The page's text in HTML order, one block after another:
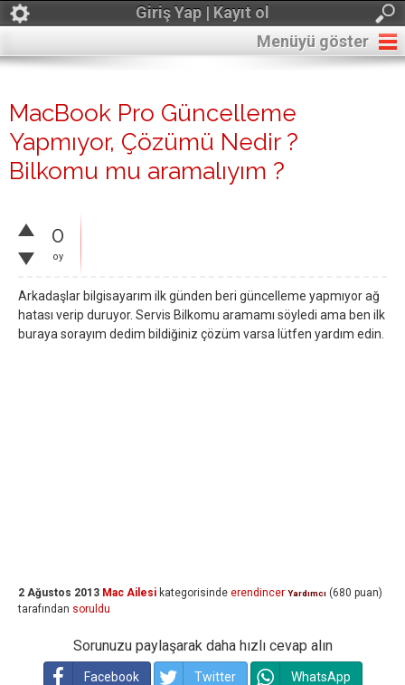
Giriş Yap | Kayıt ol
Menüyü göster
MacBook Pro Güncelleme
Yapmıyor, Çözümü Nedir ?
Bilkomu mu aramalıyım ?
0
oy
Arkadaşlar bilgisayarım ilk günden beri güncelleme yapmıyor ağ
hatası verip duruyor. Servis Bilkomu aramamı söyledi ama ben ilk
buraya sorayım dedim bildiğiniz çözüm varsa lütfen yardım edin.
2 Ağustos 2013 Mac Ailesi kategorisinde erendincer Yardımcı (680 puan)
tarafından soruldu
Sorunuzu paylaşarak daha hızlı cevap alın
Facebook Twitter WhatsApp